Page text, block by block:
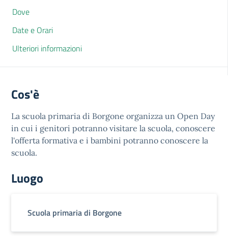
Dove
Date e Orari
Ulteriori informazioni
Cos'è
La scuola primaria di Borgone organizza un Open Day
in cui i genitori potranno visitare la scuola, conoscere
l'offerta formativa e i bambini potranno conoscere la
scuola.
Luogo
Scuola primaria di Borgone